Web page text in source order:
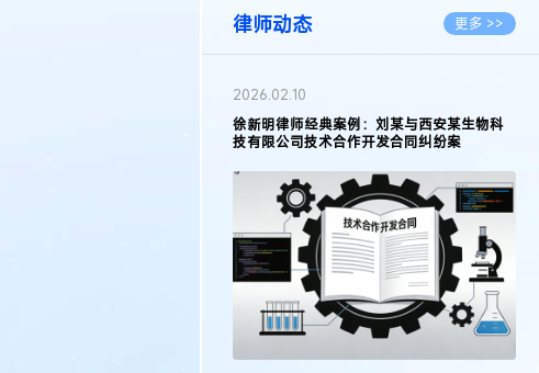
地理标志 更多 >>
集成电路布图设计
传统文化 更多 >>
律师动态 更多 >>
2026.02.10
徐新明律师经典案例：刘某与西安某生物科
技有限公司技术合作开发合同纠纷案